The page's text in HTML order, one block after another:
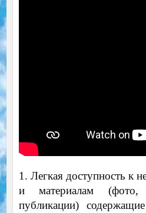
1. Легкая доступность к
и материалам
публикации)